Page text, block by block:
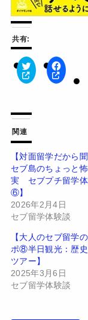
共有:
ク
リ
て
T
w
i
t
t
e
r
共
有
(
新
し
い
ウ
ィ
ン
ド
ウ
で
開
き
F
a
有
す
る
に
は
リ
ッ
ク
し
く
だ
さ
(
新
し
ン
関連
【対面留学だから聞
セブ島のちょっと
実 セブプチ留学体
⑥】
2026年2月4日
セブ留学体験談
【大人のセブ留学
ポ⑧半日観光：歴史
ツアー】
2025年3月6日
セブ留学体験談